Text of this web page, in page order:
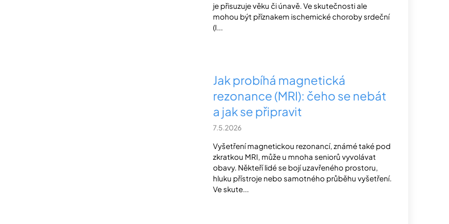
je přisuzuje věku či únavě. Ve skutečnosti ale
mohou být příznakem ischemické choroby srdeční
(I...
Jak probíhá magnetická
rezonance (MRI): čeho se nebát
a jak se připravit
7.5.2026
Vyšetření magnetickou rezonancí, známé také pod
zkratkou MRI, může u mnoha seniorů vyvolávat
obavy. Někteří lidé se bojí uzavřeného prostoru,
hluku přístroje nebo samotného průběhu vyšetření.
Ve skute...